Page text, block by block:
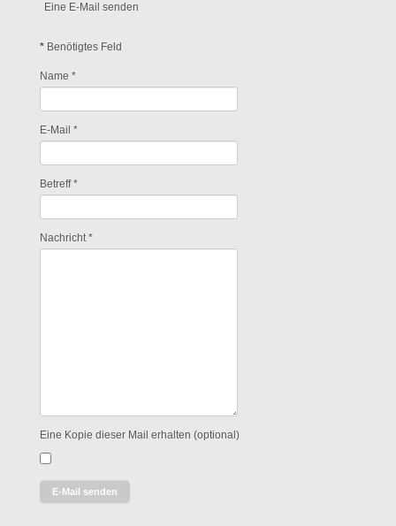
Eine E-Mail senden
* Benötigtes Feld
Name *
E-Mail *
Betreff*
Nachricht*
Eine Kopie dieser Mail erhalten (optional)
E-Mail senden